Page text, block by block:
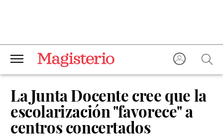
La Junta Docente cree que la
escolarización "favorece" a
centros concertados